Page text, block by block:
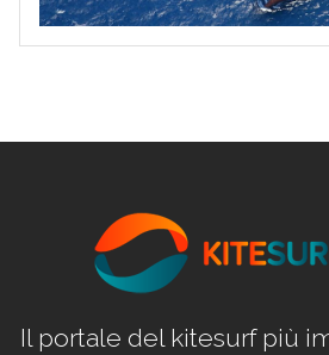
Il portale del kitesurf più